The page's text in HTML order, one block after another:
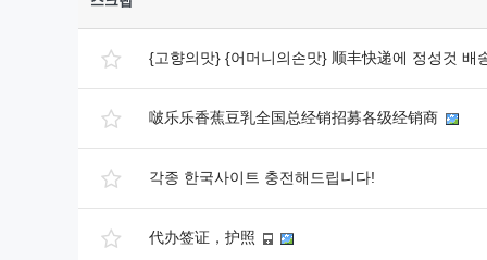
{고향의맛} {어머니의손맛} 顺丰快递에 정성것 배
啵乐乐香蕉豆乳全国总经销招募各级经销商
각종 한국사이트 충전해드립니다!
代办签证，护照